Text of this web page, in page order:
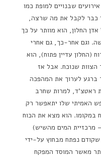
שבנויים למופת כמו
כבר לקבל את מה שרצה,
החלון, הוא מוותר על כך
וגם אחר-כך, גם אחרי
(החלון עדיין פתוח), הוא
שנוכח. אבל אז
ברגע לערוך את המהפכה
ראטצ'ד, למרות שחרב
האמיתי שלו יתאפשר רק
במקומו. הוא מצא את הכוח
מרכזיית המים מהשיש)
שקודם נפתח מבחוץ על-ידי
מאשר המוסד המפקח